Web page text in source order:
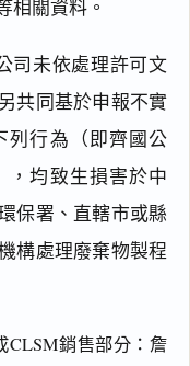
相關資料。
司未依處理許可文
共同基於申報不實
列行為（即齊國公
，均致生損害於中
保署、直轄市或縣
構處理廢棄物製程
CLSM銷售部分：詹